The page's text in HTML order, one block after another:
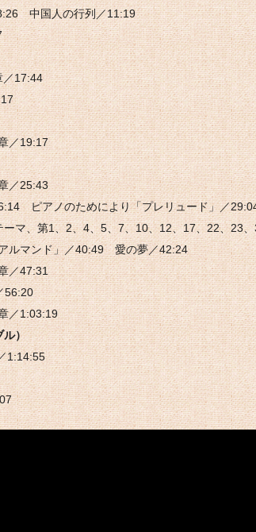
中国人の行列／11:19
／17:44
／19:17
／25:43
ピアノのためにより「プレリュード」／
マ、第1、2、4、5、7、10、12、17、22、23
ルマンド」／40:49 愛の夢／42:24
／47:31
56:20
／1:03:19
ル）
1:14:55